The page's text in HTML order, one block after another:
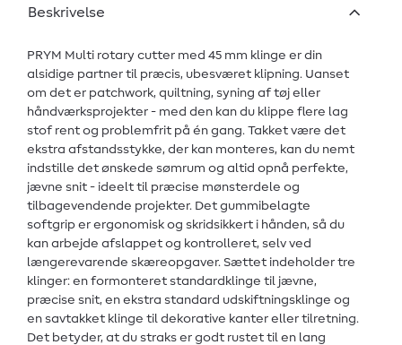
Beskrivelse
PRYM Multi rotary cutter med 45 mm klinge er din
alsidige partner til præcis, ubesværet klipning. Uanset
om det er patchwork, quiltning, syning af tøj eller
håndværksprojekter - med den kan du klippe flere lag
stof rent og problemfrit på én gang. Takket være det
ekstra afstandsstykke, der kan monteres, kan du nemt
indstille det ønskede sømrum og altid opnå perfekte,
jævne snit - ideelt til præcise mønsterdele og
tilbagevendende projekter. Det gummibelagte
softgrip er ergonomisk og skridsikkert i hånden, så du
kan arbejde afslappet og kontrolleret, selv ved
længerevarende skæreopgaver. Sættet indeholder tre
klinger: en formonteret standardklinge til jævne,
præcise snit, en ekstra standard udskiftningsklinge og
en savtakket klinge til dekorative kanter eller tilretning.
Det betyder, at du straks er godt rustet til en lang